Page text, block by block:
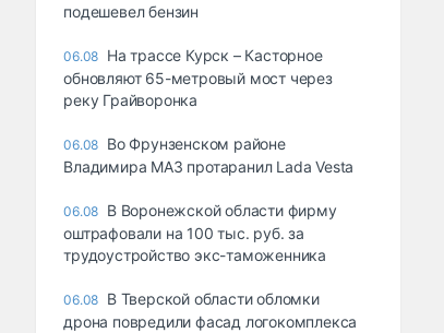
подешевел бензин
06.08 На трассе Курск – Касторное
обновляют 65-метровый мост через
реку Грайворонка
06.08 Во Фрунзенском районе
Владимира МАЗ протаранил Lada Vesta
06.08 В Воронежской области фирму
оштрафовали на 100 тыс. руб. за
трудоустройство экс-таможенника
06.08 В Тверской области обломки
дрона повредили фасад логокомплекса